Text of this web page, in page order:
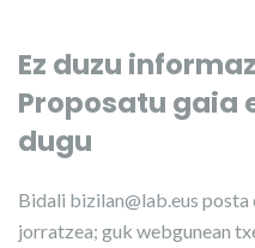
Ez duzu
Proposatu gaia
dugu
Bidali bizilan@lab.eus posta
jorratzea; guk webgunean